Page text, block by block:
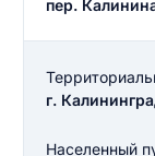
пер.
г.
Населенный
Текст
Ответ на